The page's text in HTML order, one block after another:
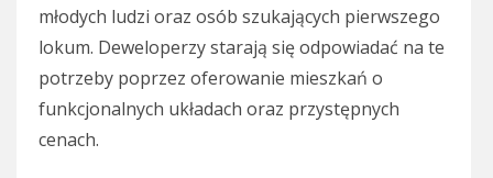
młodych ludzi oraz osób szukających pierwszego
lokum. Deweloperzy starają się odpowiadać na te
potrzeby poprzez oferowanie mieszkań o
funkcjonalnych układach oraz przystępnych
cenach.